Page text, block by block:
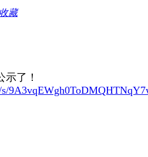
收藏
示了！